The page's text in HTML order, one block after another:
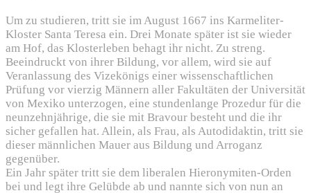
Um zu studieren, tritt sie im August 1667 ins Karmeliter-
Kloster Santa Teresa ein. Drei Monate später ist sie wieder
am Hof, das Klosterleben behagt ihr nicht. Zu streng.
Beeindruckt von ihrer Bildung, vor allem, wird sie auf
Veranlassung des Vizekönigs einer wissenschaftlichen
Prüfung vor vierzig Männern aller Fakultäten der Universität
von Mexiko unterzogen, eine stundenlange Prozedur für die
neunzehnjährige, die sie mit Bravour besteht und die ihr
sicher gefallen hat. Allein, als Frau, als Autodidaktin, tritt sie
dieser männlichen Mauer aus Bildung und Arroganz
gegenüber.
Ein Jahr später tritt sie dem liberalen Hieronymiten-Orden
bei und legt ihre Gelübde ab und nannte sich von nun an